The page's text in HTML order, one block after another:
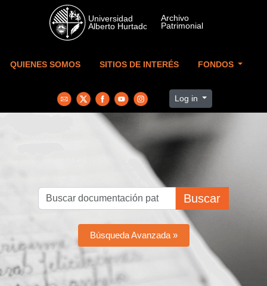
Skip to main content
QUIENES SOMOS SITIOS DE INTERÉS FONDOS
Log in
Buscar
Búsqueda Avanzada »